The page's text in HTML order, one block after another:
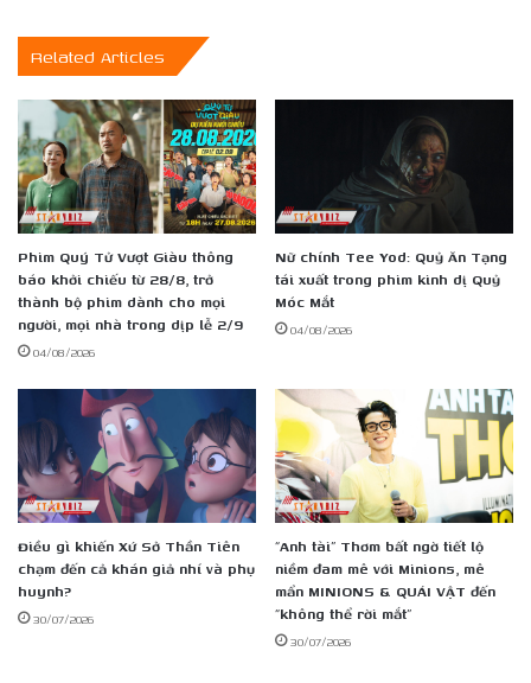
Này
Trong
Tử
Thần”
Related Articles
Phim Quý Tử Vượt Giàu thông
báo khởi chiếu từ 28/8, trở
thành bộ phim dành cho mọi
người, mọi nhà trong dịp lễ 2/9
04/08/2026
Nữ chính Tee Yod: Quỷ Ăn Tạng
tái xuất trong phim kinh dị Quỷ
Móc Mắt
04/08/2026
Điều gì khiến Xứ Sở Thần Tiên
chạm đến cả khán giả nhí và phụ
huynh?
30/07/2026
“Anh tài” Thơm bất ngờ tiết lộ
niềm đam mê với Minions, mê
mẩn MINIONS & QUÁI VẬT đến
“không thể rời mắt”
30/07/2026